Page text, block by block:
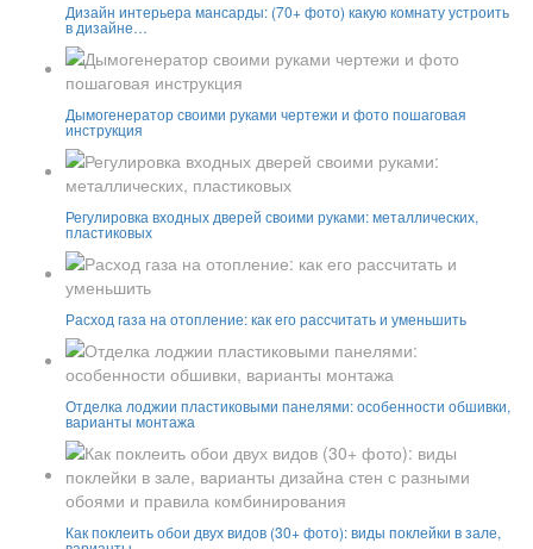
Дизайн интерьера мансарды: (70+ фото) какую комнату устроить
в дизайне…
Дымогенератор своими руками чертежи и фото пошаговая
инструкция
Регулировка входных дверей своими руками: металлических,
пластиковых
Расход газа на отопление: как его рассчитать и уменьшить
Отделка лоджии пластиковыми панелями: особенности обшивки,
варианты монтажа
Как поклеить обои двух видов (30+ фото): виды поклейки в зале,